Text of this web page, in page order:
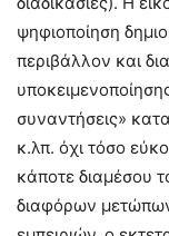
ψηφιοποίηση
περιβάλλον και
συναντήσεις»
κ.λπ. όχι τόσο
κάποτε διαμέσου
διαφόρων